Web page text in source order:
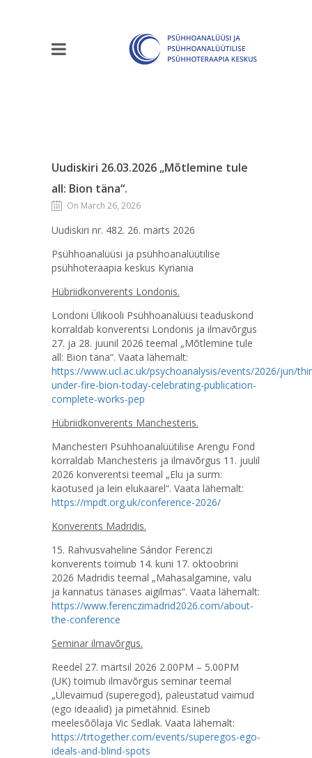
Uudiskiri 26.03.2026 „Mõtlemine tule
all: Bion täna“.
On March 26, 2026
Uudiskiri nr. 482. 26. märts 2026
Psühhoanalüüsi ja psühhoanalüütilise
psühhoteraapia keskus Kyriania
Hübriidkonverents Londonis.
Londoni Ülikooli Psühhoanalüüsi teaduskond
korraldab konverentsi Londonis ja ilmavõrgus
27. ja 28. juunil 2026 teemal „Mõtlemine tule
all: Bion täna“. Vaata lähemalt:
https://www.ucl.ac.uk/psychoanalysis/events/2026/jun/
under-fire-bion-today-celebrating-publication-
complete-works-pep
Hübriidkonverents Manchesteris.
Manchesteri Psühhoanalüütilise Arengu Fond
korraldab Manchesteris ja ilmavõrgus 11. juulil
2026 konverentsi teemal „Elu ja surm:
kaotused ja lein elukaarel“. Vaata lähemalt:
https://mpdt.org.uk/conference-2026/
Konverents Madridis.
15. Rahvusvaheline Sándor Ferenczi
konverents toimub 14. kuni 17. oktoobrini
2026 Madridis teemal „Mahasalgamine, valu
ja kannatus tänases aigilmas“. Vaata lähemalt:
https://www.ferenczimadrid2026.com/about-
the-conference
Seminar ilmavõrgus.
Reedel 27. märtsil 2026 2.00PM – 5.00PM
(UK) toimub ilmavõrgus seminar teemal
„Ülevaimud (superegod), paleustatud vaimud
(ego ideaalid) ja pimetähnid. Esineb
meelesõõlaja Vic Sedlak. Vaata lähemalt:
https://trtogether.com/events/superegos-ego-
ideals-and-blind-spots